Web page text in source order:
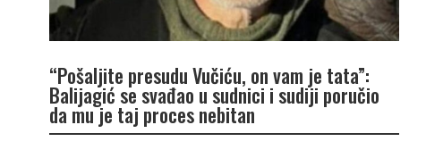
“Pošaljite presudu Vučiću, on vam je tata”:
Balijagić se svađao u sudnici i sudiji poručio
da mu je taj proces nebitan